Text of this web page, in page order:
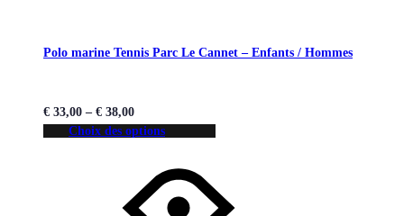
Polo marine Tennis Parc Le Cannet – Enfants / Hommes
€ 33,00 – € 38,00
Choix des options